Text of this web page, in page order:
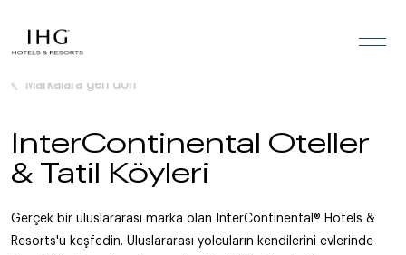
Markalara geri dön
InterContinental Oteller
& Tatil Köyleri
Gerçek bir uluslararası marka olan InterContinental® Hotels &
Resorts'u keşfedin. Uluslararası yolcuların kendilerini evlerinde